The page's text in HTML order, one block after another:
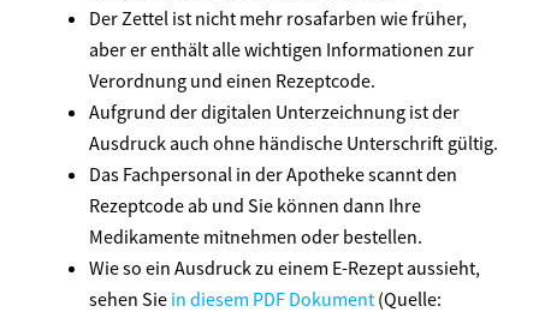
Der Zettel ist nicht mehr rosafarben wie früher,
aber er enthält alle wichtigen Informationen zur
Verordnung und einen Rezeptcode.
Aufgrund der digitalen Unterzeichnung ist der
Ausdruck auch ohne händische Unterschrift gültig.
Das Fachpersonal in der Apotheke scannt den
Rezeptcode ab und Sie können dann Ihre
Medikamente mitnehmen oder bestellen.
Wie so ein Ausdruck zu einem E-Rezept aussieht,
sehen Sie in diesem PDF Dokument(Quelle: